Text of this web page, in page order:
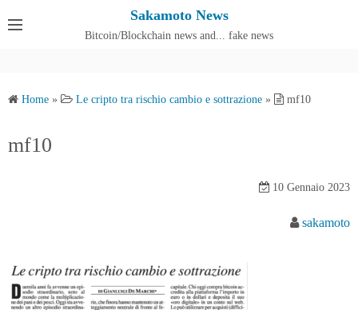
Sakamoto News
Bitcoin/Blockchain news and... fake news
Home » Le cripto tra rischio cambio e sottrazione » mf10
mf10
10 Gennaio 2023
sakamoto